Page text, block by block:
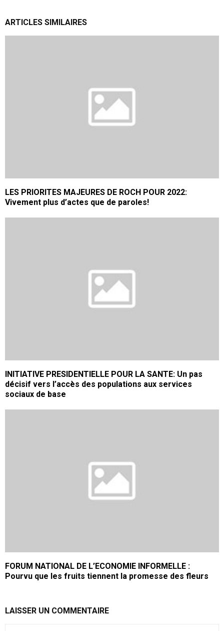
ARTICLES SIMILAIRES
LES PRIORITES MAJEURES DE ROCH POUR 2022:
Vivement plus d’actes que de paroles!
INITIATIVE PRESIDENTIELLE POUR LA SANTE: Un pas
décisif vers l’accès des populations aux services
sociaux de base
FORUM NATIONAL DE L’ECONOMIE INFORMELLE :
Pourvu que les fruits tiennent la promesse des fleurs
LAISSER UN COMMENTAIRE